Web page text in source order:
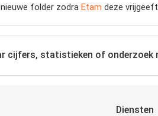
folder zodra Etam deze
cijfers, statistieken of
Diensten